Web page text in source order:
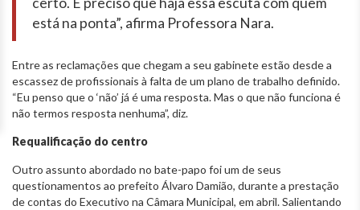
está na ponta”, afirma Professora Nara.
Entre as reclamações que chegam a seu gabinete estão desde a
escassez de profissionais à falta de um plano de trabalho definido.
“Eu penso que o ‘não’ já é uma resposta. Mas o que não funciona é
não termos resposta nenhuma”, diz.
Requalificação do centro
Outro assunto abordado no bate-papo foi um de seus
questionamentos ao prefeito Álvaro Damião, durante a prestação
de contas do Executivo na Câmara Municipal, em abril. Salientando